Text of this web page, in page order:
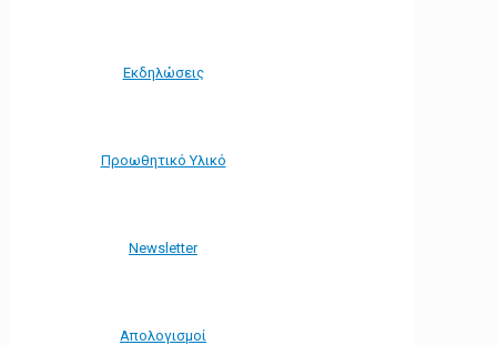
Εκδηλώσεις
Προωθητικό Υλικό
Νewsletter
Απολογισμοί